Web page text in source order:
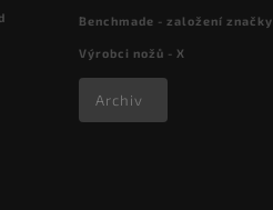
Benchmade - založení značky
Výrobci nožů - X
Archiv